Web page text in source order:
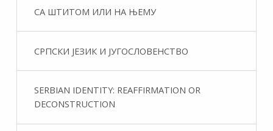
СА ШТИТОМ ИЛИ НА ЊЕМУ
СРПСКИ ЈЕЗИК И ЈУГОСЛОВЕНСТВО
SERBIAN IDENTITY: REAFFIRMATION OR
DECONSTRUCTION